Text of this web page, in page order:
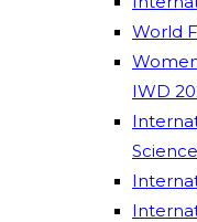
World
IWD
Science